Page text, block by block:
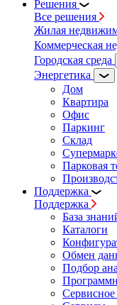
Решения
Все решения
Жилая
Коммерческая
Городская среда
Энергетика
Дом
Квартира
Офис
Паркинг
Склад
Парковая
Поддержка
Поддержка
База
Каталоги
Обмен
Подбор